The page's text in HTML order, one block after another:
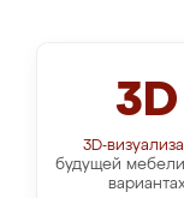
3D
3D-
будущей